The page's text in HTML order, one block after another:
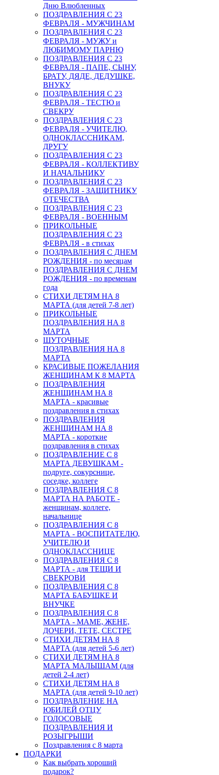
Дню Влюбленных
ПОЗДРАВЛЕНИЯ С 23
ФЕВРАЛЯ - МУЖЧИНАМ
ПОЗДРАВЛЕНИЯ С 23
ФЕВРАЛЯ - МУЖУ и
ЛЮБИМОМУ ПАРНЮ
ПОЗДРАВЛЕНИЯ С 23
ФЕВРАЛЯ - ПАПЕ, СЫНУ,
БРАТУ, ДЯДЕ, ДЕДУШКЕ,
ВНУКУ
ПОЗДРАВЛЕНИЯ С 23
ФЕВРАЛЯ - ТЕСТЮ и
СВЕКРУ
ПОЗДРАВЛЕНИЯ С 23
ФЕВРАЛЯ - УЧИТЕЛЮ,
ОДНОКЛАССНИКАМ,
ДРУГУ
ПОЗДРАВЛЕНИЯ С 23
ФЕВРАЛЯ - КОЛЛЕКТИВУ
И НАЧАЛЬНИКУ
ПОЗДРАВЛЕНИЯ С 23
ФЕВРАЛЯ - ЗАЩИТНИКУ
ОТЕЧЕСТВА
ПОЗДРАВЛЕНИЯ С 23
ФЕВРАЛЯ - ВОЕННЫМ
ПРИКОЛЬНЫЕ
ПОЗДРАВЛЕНИЯ С 23
ФЕВРАЛЯ - в стихах
ПОЗДРАВЛЕНИЯ С ДНЕМ
РОЖДЕНИЯ - по месяцам
ПОЗДРАВЛЕНИЯ С ДНЕМ
РОЖДЕНИЯ - по временам
года
СТИХИ ДЕТЯМ НА 8
МАРТА (для детей 7-8 лет)
ПРИКОЛЬНЫЕ
ПОЗДРАВЛЕНИЯ НА 8
МАРТА
ШУТОЧНЫЕ
ПОЗДРАВЛЕНИЯ НА 8
МАРТА
КРАСИВЫЕ ПОЖЕЛАНИЯ
ЖЕНЩИНАМ К 8 МАРТА
ПОЗДРАВЛЕНИЯ
ЖЕНЩИНАМ НА 8
МАРТА - красивые
поздравления в стихах
ПОЗДРАВЛЕНИЯ
ЖЕНЩИНАМ НА 8
МАРТА - короткие
поздравления в стихах
ПОЗДРАВЛЕНИЕ С 8
МАРТА ДЕВУШКАМ -
подруге, сокурснице,
соседке, коллеге
ПОЗДРАВЛЕНИЯ С 8
МАРТА НА РАБОТЕ -
женщинам, коллеге,
начальнице
ПОЗДРАВЛЕНИЯ С 8
МАРТА - ВОСПИТАТЕЛЮ,
УЧИТЕЛЮ И
ОДНОКЛАССНИЦЕ
ПОЗДРАВЛЕНИЯ С 8
МАРТА - для ТЕЩИ И
СВЕКРОВИ
ПОЗДРАВЛЕНИЯ С 8
МАРТА БАБУШКЕ И
ВНУЧКЕ
ПОЗДРАВЛЕНИЯ С 8
МАРТА - МАМЕ, ЖЕНЕ,
ДОЧЕРИ, ТЕТЕ, СЕСТРЕ
СТИХИ ДЕТЯМ НА 8
МАРТА (для детей 5-6 лет)
СТИХИ ДЕТЯМ НА 8
МАРТА МАЛЫШАМ (для
детей 2-4 лет)
СТИХИ ДЕТЯМ НА 8
МАРТА (для детей 9-10 лет)
ПОЗДРАВЛЕНИЕ НА
ЮБИЛЕЙ ОТЦУ
ГОЛОСОВЫЕ
ПОЗДРАВЛЕНИЯ И
РОЗЫГРЫШИ
Поздравления с 8 марта
ПОДАРКИ
Как выбрать хороший
подарок?